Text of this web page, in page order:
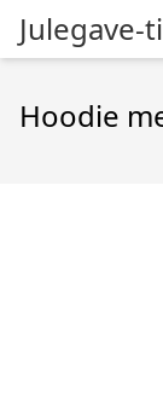
Julegave-
Hoodie